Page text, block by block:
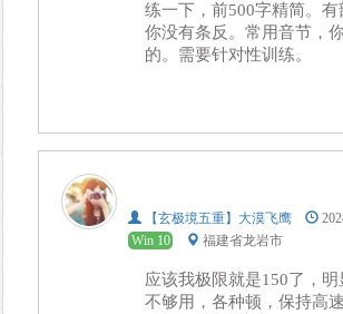
练一下，前500字精简。
你没有条反。常用音节，
的。需要针对性训练。
【玄极境五重】大漠飞鹰
Win 10
福建省龙岩市
应该我极限就是150了，明
不够用，各种顿，保持高